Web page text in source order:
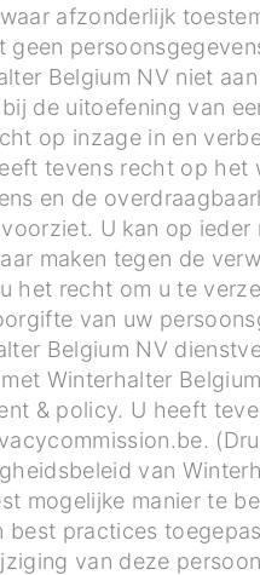
afzonderlijk
geen
Belgium NV niet
de uitoefening van
op inzage in en
tevens recht op
en de
U kan op
maken tegen de
het recht om u te
van uw
Belgium NV
Winterhalter
& policy. U heeft
van
mogelijke manier te
best practices
van deze